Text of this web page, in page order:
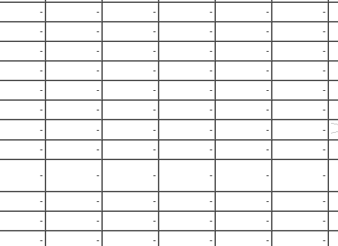
- - - - -
-
- - - - -
-
- - - - -
-
- - - - -
-
- - - - -
-
- - - - -
-
- - - - -
-
- - - - -
-
- - - - -
-
- - - - -
-
- - - - -
-
- - - - -
-